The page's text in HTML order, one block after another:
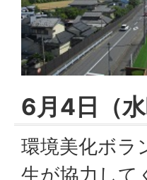
6月4日（
環境美化ボラ
生が協力して